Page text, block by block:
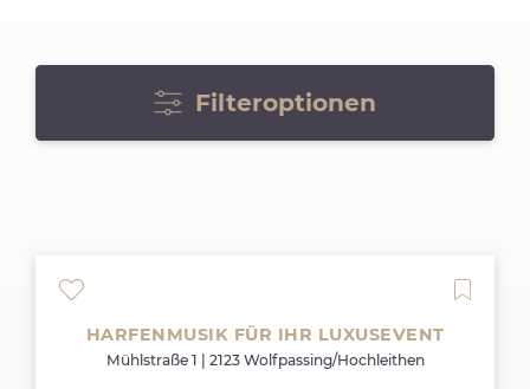
Filteroptionen
HARFENMUSIK FÜR IHR LUXUSEVENT
Mühlstraße 1 | 2123 Wolfpassing/Hochleithen